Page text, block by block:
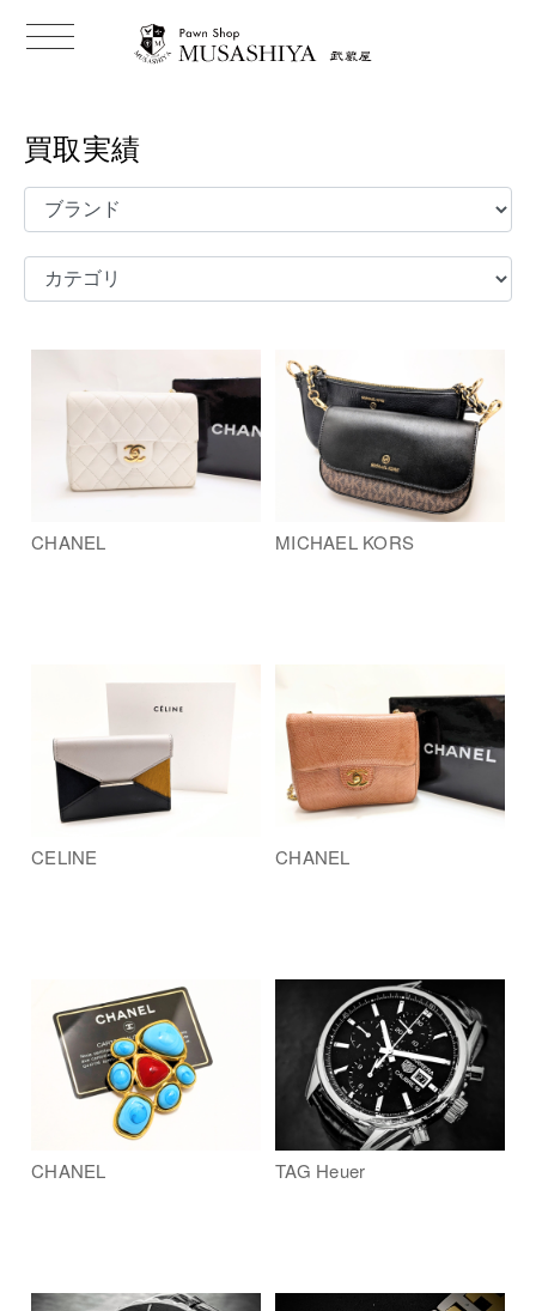
t
o
n
a
i
g
a
o
n
買取実績
CHANEL MICHAEL KORS
CELINE CHANEL
CHANEL TAG Heuer